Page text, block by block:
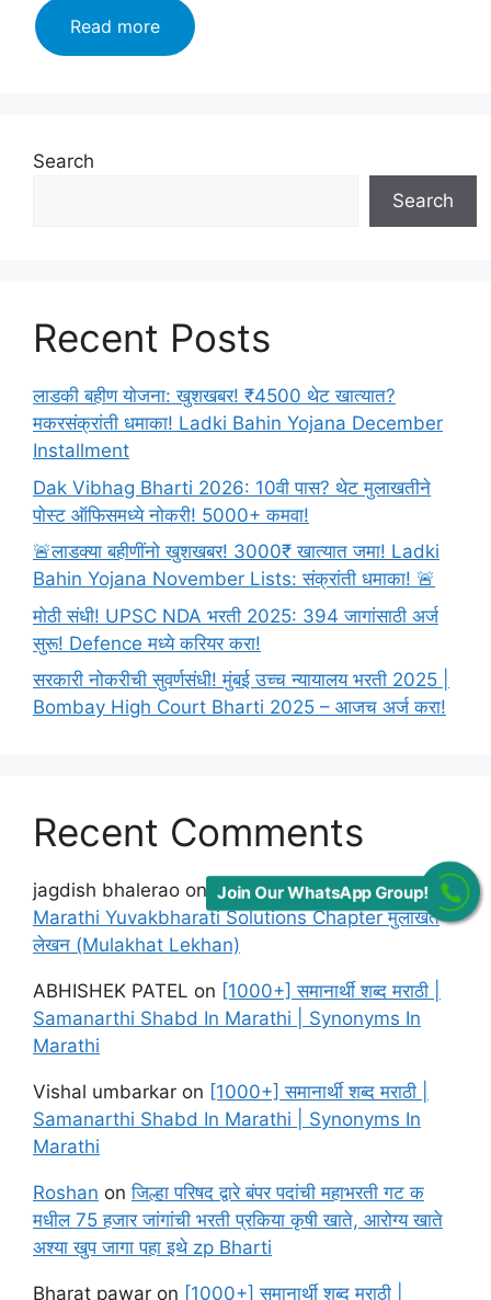
Read moreजालना
जिल्हा
Search
Search
Recent Posts
लाडकी बहीण योजना: खुशखबर! ₹4500 थेट खात्यात?
मकरसंक्रांती धमाका! Ladki Bahin Yojana December
Installment
Dak Vibhag Bharti 2026: 10वी पास? थेट मुलाखतीने
पोस्ट ऑफिसमध्ये नोकरी! 5000+ कमवा!
🚨लाडक्या बहीणींनो खुशखबर! 3000₹ खात्यात जमा! Ladki
Bahin Yojana November Lists: संक्रांती धमाका! 🚨
मोठी संधी! UPSC NDA भरती 2025: 394 जागांसाठी अर्ज
सुरू! Defence मध्ये करियर करा!
सरकारी नोकरीची सुवर्णसंधी! मुंबई उच्च न्यायालय भरती 2025 |
Bombay High Court Bharti 2025 – आजच अर्ज करा!
Recent Comments
jagdish bhalerao on Maharashtra Board class 12
Marathi Yuvakbharati Solutions Chapter मुलाखत
लेखन (Mulakhat Lekhan)
ABHISHEK PATEL on [1000+] समानार्थी शब्द मराठी |
Samanarthi Shabd In Marathi | Synonyms In
Marathi
Vishal umbarkar on [1000+] समानार्थी शब्द मराठी |
Samanarthi Shabd In Marathi | Synonyms In
Marathi
Roshan onजिल्हा परिषद द्वारे बंपर पदांची महाभरती गट क
मधील 75 हजार जांगांची भरती प्रकिया कृषी खाते, आरोग्य खाते
अश्या खुप जागा पहा इथे zp Bharti
Bharat pawar on [1000+] समानार्थी शब्द मराठी |
Join Our WhatsApp Group!